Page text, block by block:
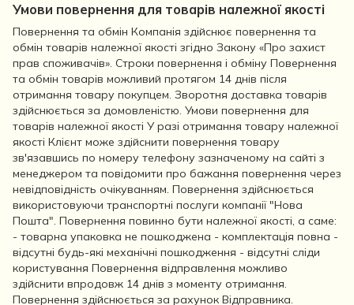
Умови повернення для товарів належної якості
Повернення та обмін Компанія здійснює повернення та
обмін товарів належної якості згідно Закону «Про захист
прав споживачів». Строки повернення і обміну Повернення
та обмін товарів можливий протягом 14 днів після
отримання товару покупцем. Зворотня доставка товарів
здійснюється за домовленістю. Умови повернення для
товарів належної якості У разі отримання товару належної
якості Клієнт може здійснити повернення товару
зв'язавшись по номеру телефону зазначеному на сайті з
менеджером та повідомити про бажання повернення через
невідповідність очікуванням. Повернення здійснюється
використовуючи транспортні послуги компанії "Нова
Пошта". Повернення повинно бути належної якості, а саме:
- товарна упаковка не пошкоджена - комплектація повна -
відсутні будь-які механічні пошкодження - відсутні сліди
користування Повернення відправлення можливо
здійснити впродовж 14 днів з моменту отримання.
Повернення здійснюється за рахунок Відправника.